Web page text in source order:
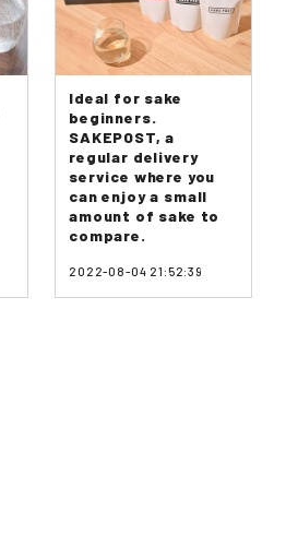
Ideal for sake
beginners.
SAKEPOST, a
regular delivery
service where you
can enjoy a small
amount of sake to
compare.
2022-08-04 21:52:39